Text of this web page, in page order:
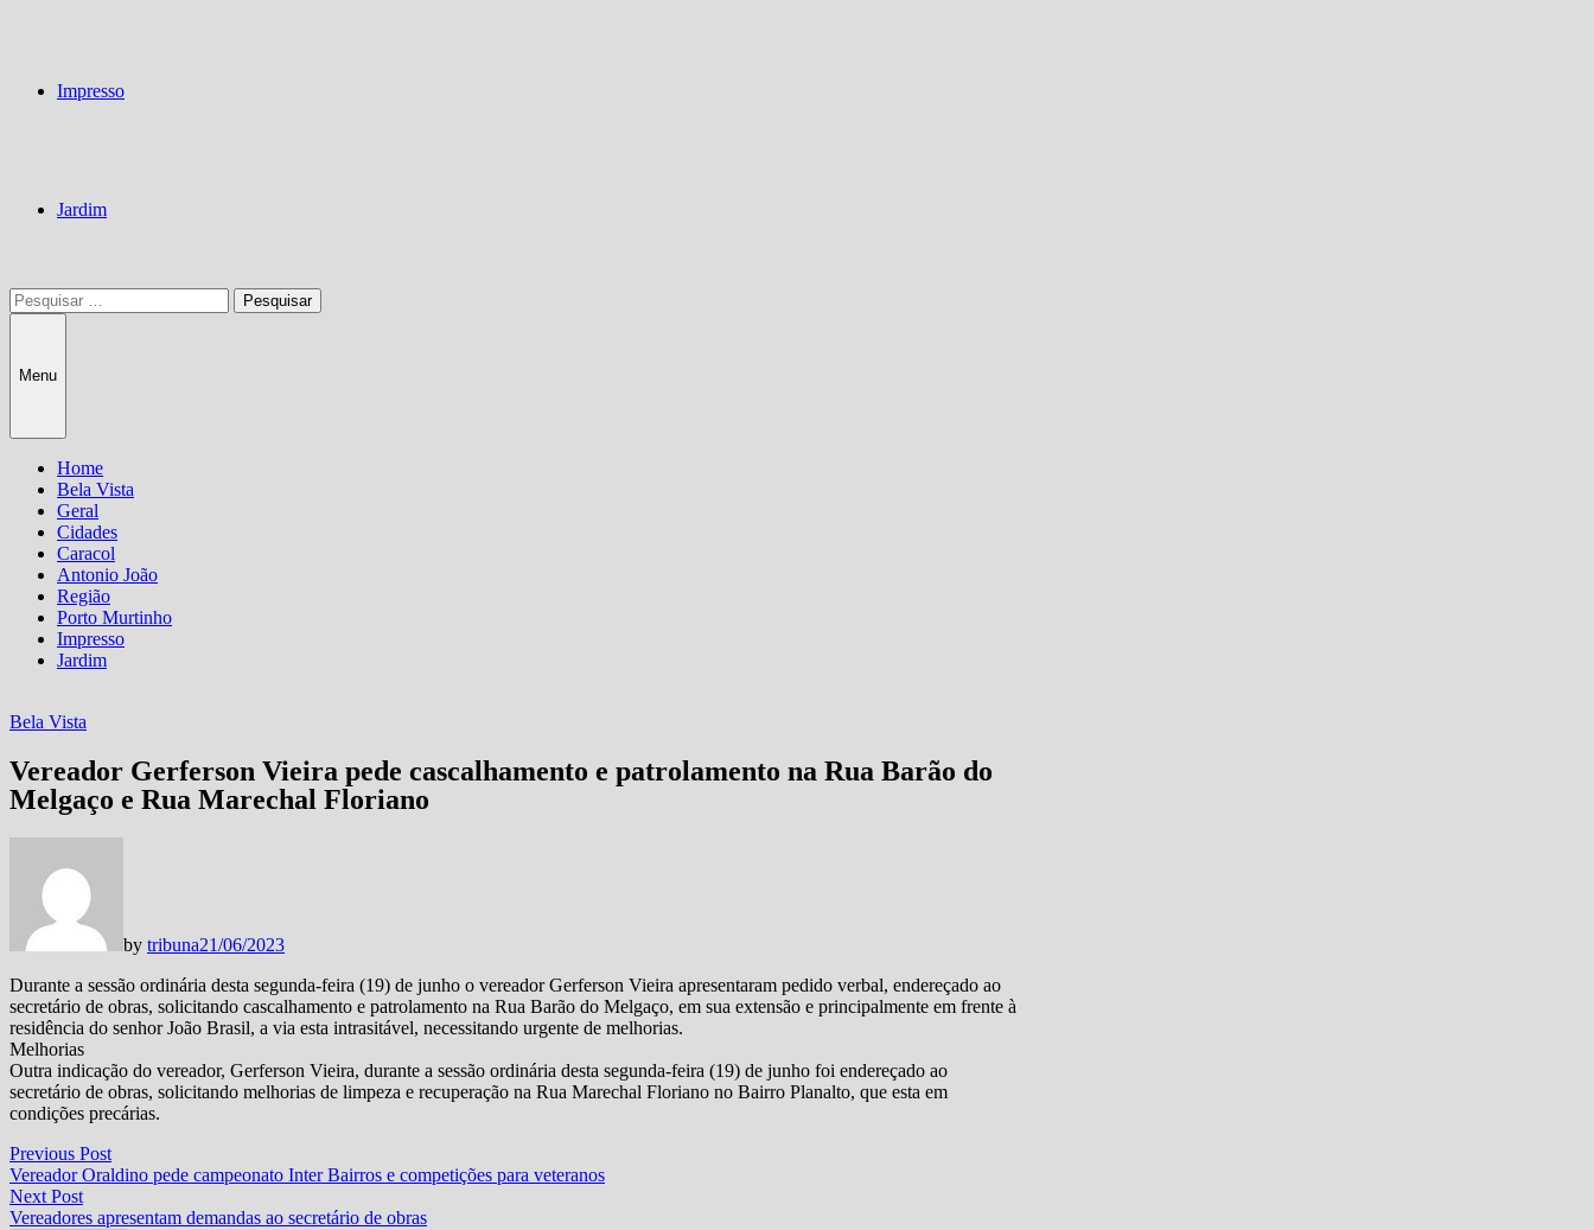
Impresso
Jardim
Pesquisar
por:
Menu
Home
Bela Vista
Geral
Cidades
Caracol
Antonio João
Região
Porto Murtinho
Impresso
Jardim
Bela Vista
Vereador Gerferson Vieira pede cascalhamento e patrolamento na Rua Barão do
Melgaço e Rua Marechal Floriano
by tribuna21/06/2023
Durante a sessão ordinária desta segunda-feira (19) de junho o vereador Gerferson Vieira apresentaram pedido verbal, endereçado ao
secretário de obras, solicitando cascalhamento e patrolamento na Rua Barão do Melgaço, em sua extensão e principalmente em frente à
residência do senhor João Brasil, a via esta intrasitável, necessitando urgente de melhorias.
Melhorias
Outra indicação do vereador, Gerferson Vieira, durante a sessão ordinária desta segunda-feira (19) de junho foi endereçado ao
secretário de obras, solicitando melhorias de limpeza e recuperação na Rua Marechal Floriano no Bairro Planalto, que esta em
condições precárias.
Navegação
de
Post
Previous PostPrevious
post:
Vereador Oraldino pede campeonato Inter Bairros e competições para veteranos
Next PostNext
post:
Vereadores apresentam demandas ao secretário de obras